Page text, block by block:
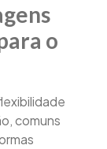
o
comuns